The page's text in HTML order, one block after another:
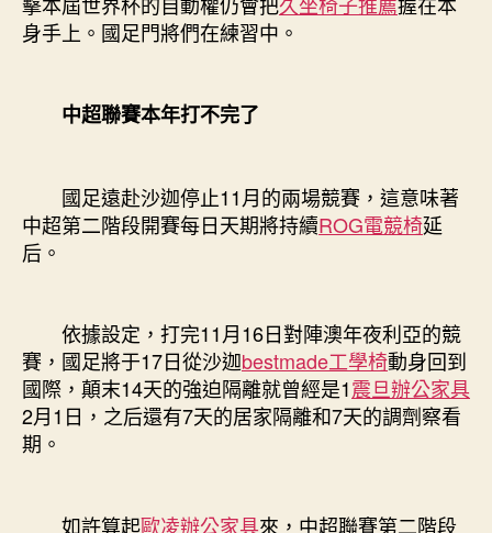
身手上。國足門將們在練習中。
中超聯賽本年打不完了
國足遠赴沙迦停止11月的兩場競賽，這意味著
中超第二階段開賽每日天期將持續ROG電競椅延
后。
依據設定，打完11月16日對陣澳年夜利亞的競
賽，國足將于17日從沙迦bestmade工學椅動身回到
國際，顛末14天的強迫隔離就曾經是1震旦辦公家具
2月1日，之后還有7天的居家隔離和7天的調劑察看
期。
如許算起歐凌辦公家具來，中超聯賽第二階段